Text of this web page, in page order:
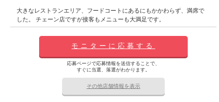
大きなレストランエリア、フードコートにあるにもかかわらず、満席で
した。 チェーン店ですが接客もメニューも大満足です。
モニターに応募する
応募ページで応募情報を送信することで、
すぐに当選、落選がわかります。
その他店舗情報を表示